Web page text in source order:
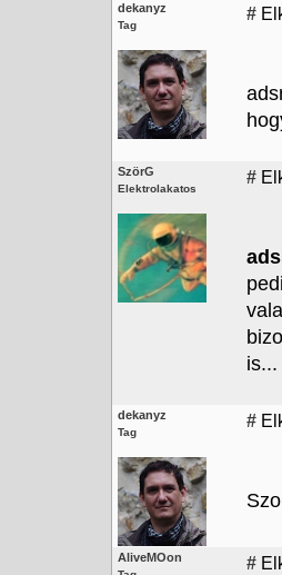
dekanyz
Tag
#
SzörG
Elektrolakatos
#
is...
dekanyz
Tag
#
AliveMOon #